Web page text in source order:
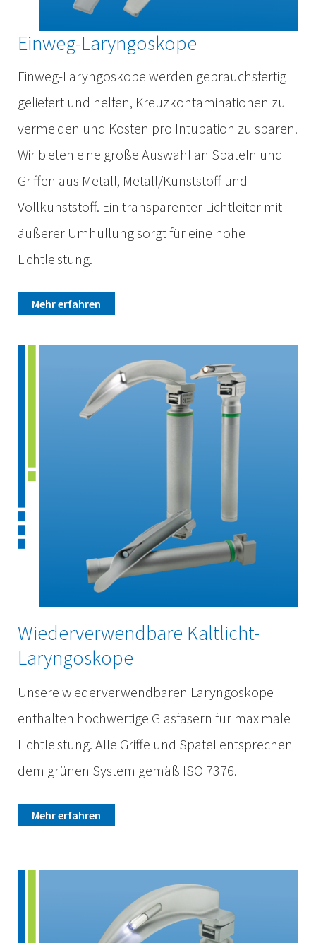
Einweg-Laryngoskope
Einweg-Laryngoskope werden gebrauchsfertig
geliefert und helfen, Kreuzkontaminationen zu
vermeiden und Kosten pro Intubation zu sparen.
Wir bieten eine große Auswahl an Spateln und
Griffen aus Metall, Metall/Kunststoff und
Vollkunststoff. Ein transparenter Lichtleiter mit
äußerer Umhüllung sorgt für eine hohe
Lichtleistung.
Mehr erfahren
Wiederverwendbare Kaltlicht-
Laryngoskope
Unsere wiederverwendbaren Laryngoskope
enthalten hochwertige Glasfasern für maximale
Lichtleistung. Alle Griffe und Spatel entsprechen
dem grünen System gemäß ISO 7376.
Mehr erfahren